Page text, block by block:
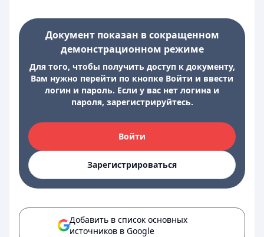
Документ показан в сокращенном
демонстрационном режиме
Для того, чтобы получить доступ к документу,
Вам нужно перейти по кнопке Войти и ввести
логин и пароль. Если у вас нет логина и
пароля, зарегистрируйтесь.
Войти
Зарегистрироваться
Добавить в список основных
источников в Google